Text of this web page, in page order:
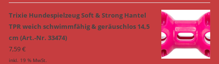
Trixie Hundespielzeug Soft & Strong Hantel
TPR weich schwimmfähig & geräuschlos 14,5
cm (Art.-Nr. 33474)
7,59€
inkl. 19 % MwSt.